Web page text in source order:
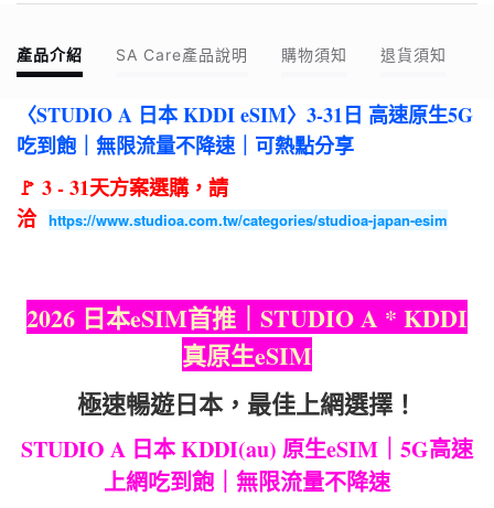
產品介紹 SA Care產品說明 購物須知 退貨須知
〈STUDIO A 日本 KDDI eSIM〉3-31日 高速原生5G
吃到飽｜無限流量不降速｜可熱點分享
🚩 3 - 31天方案選購，請
洽 https://www.studioa.com.tw/categories/studioa-japan-esim
2026 日本eSIM首推｜STUDIO A * KDDI
真原生eSIM
極速暢遊日本，最佳上網選擇！
STUDIO A 日本 KDDI(au) 原生eSIM｜5G高速
上網吃到飽｜無限流量不降速